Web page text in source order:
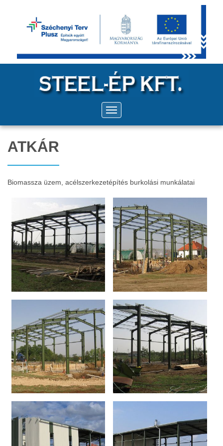
ATKÁR
Biomassza üzem, acélszerkezetépítés burkolási munkálatai